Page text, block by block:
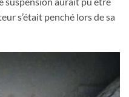
s’était penché lors de sa